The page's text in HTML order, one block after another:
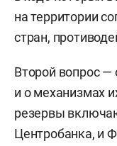
на территории
стран,
Второй вопрос —
и о механизмах
резервы
Центробанка, и